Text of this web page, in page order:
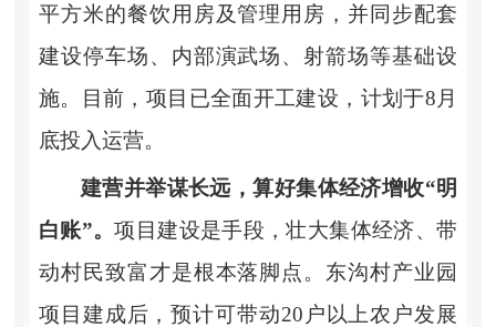
平方米的餐饮用房及管理用房，并同步配套
建设停车场、内部演武场、射箭场等基础设
施。目前，项目已全面开工建设，计划于8月
底投入运营。
建营并举谋长远，算好集体经济增收“明
白账”。项目建设是手段，壮大集体经济、带
动村民致富才是根本落脚点。东沟村产业园
项目建成后，预计可带动20户以上农户发展